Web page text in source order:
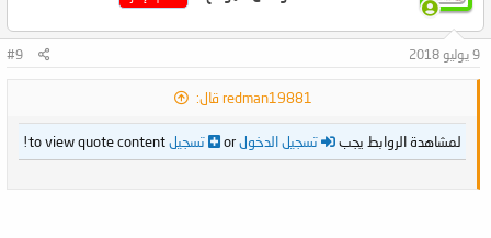
9 يوليو 2018 #9
redman19881 قال:
لمشاهدة الروابط يجب تسجيل الدخولor تسجيلto view quote content!